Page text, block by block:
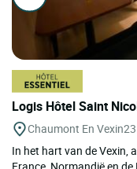
Logis Hôtel Saint
Chaumont En Vexin
In het hart van de Vexin,